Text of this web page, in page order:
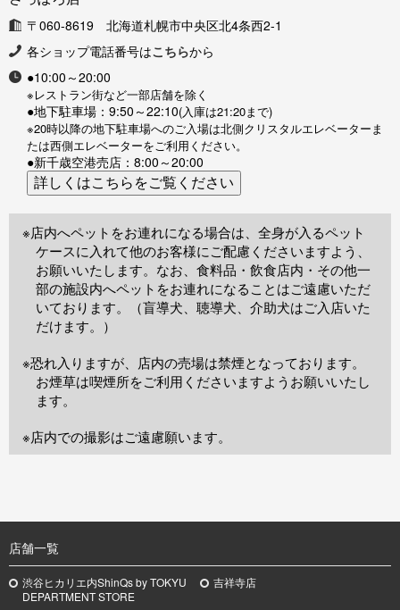
〒060-8619 北海道札幌市中央区北4条西2-1
各ショップ電話番号はこちらから
●10:00～20:00
※レストラン街など一部店舗を除く
●地下駐車場：9:50～22:10(入庫は21:20まで)
※20時以降の地下駐車場へのご入場は北側クリスタルエレベーターま
たは西側エレベーターをご利用ください。
●新千歳空港売店：8:00～20:00
※店内へペットをお連れになる場合は、全身が入るペット
ケースに入れて他のお客様にご配慮くださいますよう、
お願いいたします。なお、食料品・飲食店内・その他一
部の施設内へペットをお連れになることはご遠慮いただ
いております。（盲導犬、聴導犬、介助犬はご入店いた
だけます。）
※恐れ入りますが、店内の売場は禁煙となっております。
お煙草は喫煙所をご利用くださいますようお願いいたし
ます。
※店内での撮影はご遠慮願います。
店舗一覧
渋谷ヒカリエ内ShinQs by TOKYU
DEPARTMENT STORE
吉祥寺店